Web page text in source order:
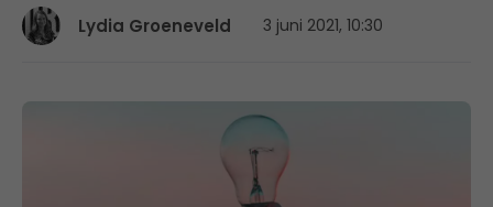
Lydia Groeneveld 3 juni 2021, 10:30